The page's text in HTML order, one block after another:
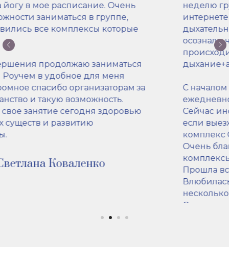
неделю группой на природе. Сама, в
интернете с Садхгуру, осваивала
дыхательные практики и пение мантр,
осознала ,что самое лучшее ощущения
дыхание+асаны+мантры.
С началом пандемии начала заниматься
ежедневно онлайн с тренером по 1,5 часа.
Сейчас иногда 40 минут, иногда час, даже
если выезжаю в 5 утра делаю хотя бы
комплексы и направления прекрасны!🙏😍
Прошла все ,кроме мягкой йоги.
Влюбилась в сердечную йогу, повторяла её
институте, особенно интересует сердечная